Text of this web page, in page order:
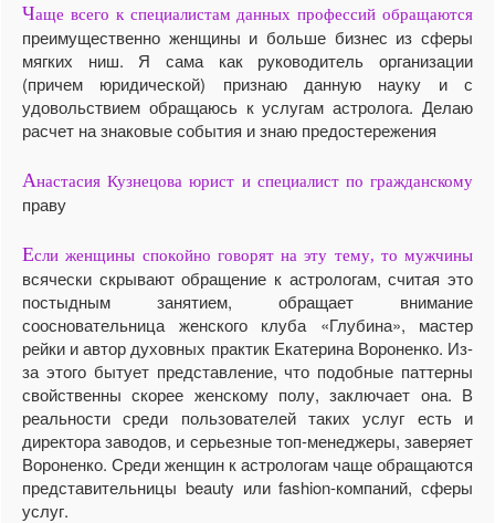
Чаще всего к специалистам данных профессий обращаются
преимущественно женщины и больше бизнес из сферы
мягких ниш. Я сама как руководитель организации
(причем юридической) признаю данную науку и с
удовольствием обращаюсь к услугам астролога. Делаю
расчет на знаковые события и знаю предостережения
Анастасия Кузнецова юрист и специалист по гражданскому
праву
Если женщины спокойно говорят на эту тему, то мужчины
всячески скрывают обращение к астрологам, считая это
постыдным занятием, обращает внимание
соосновательница женского клуба «Глубина», мастер
рейки и автор духовных практик Екатерина Вороненко. Из-
за этого бытует представление, что подобные паттерны
свойственны скорее женскому полу, заключает она. В
реальности среди пользователей таких услуг есть и
директора заводов, и серьезные топ-менеджеры, заверяет
Вороненко. Среди женщин к астрологам чаще обращаются
представительницы beauty или fashion-компаний, сферы
услуг.